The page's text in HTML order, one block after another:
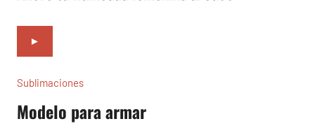
►
Sublimaciones
Modelo para armar